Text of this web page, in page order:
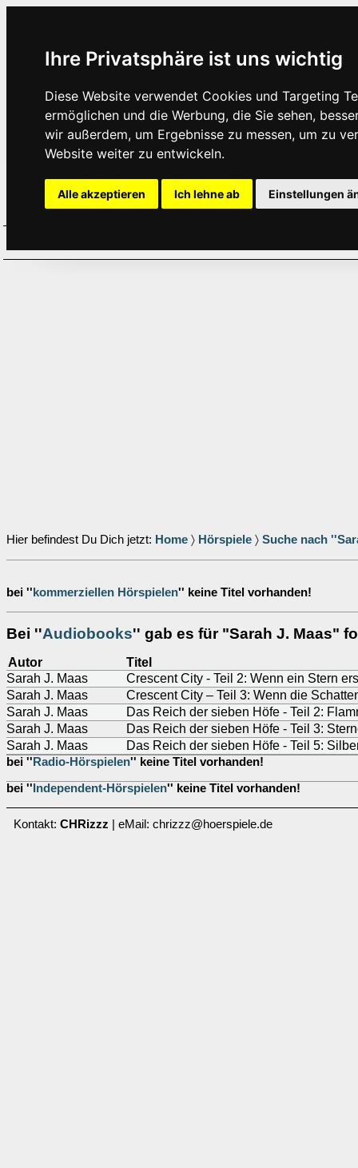
Ihre Privatsphäre ist uns wichtig
Diese Website verwendet Cookies und Targeting
ermöglichen und die Werbung, die Sie sehen,
wir außerdem, um Ergebnisse zu messen, um zu
Website weiter zu entwickeln.
Alle akzeptieren Ich lehne ab Einstellungen
Hier befindest Du Dich jetzt: Home 〉 Hörspiele 〉 Suche nach
bei '' kommerziellen Hörspielen'' keine Titel vorhanden!
Bei ''Audiobooks'' gab es für "Sarah J. Maas"
Autor
Titel
Sarah J. Maas
Crescent City - Teil 2: Wenn ein Stern
Sarah J. Maas
Crescent City – Teil 3: Wenn die
Sarah J. Maas
Das Reich der sieben Höfe - Teil 2:
Sarah J. Maas
Das Reich der sieben Höfe - Teil 3:
Sarah J. Maas
Das Reich der sieben Höfe - Teil 5:
bei '' Radio-Hörspielen'' keine Titel vorhanden!
bei '' Independent-Hörspielen'' keine Titel vorhanden!
Kontakt: CHRizzz | eMail: chrizzz@hoerspiele.de